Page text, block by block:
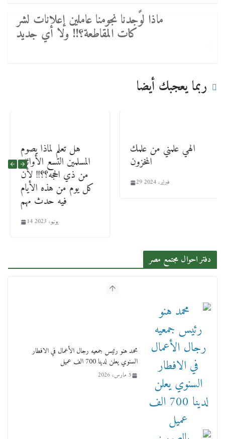
ماذا لوًجدنا نجومنا عاملين إعلانات لشر
كات المقاطعة؟!! ولا أي جديد
ربما يعجبك أيضا
هل تعلم لماذا يصوم
المسلمين التسع الأوائل
من ذي الحجه؟؟!! لأن
كل يوم من هذه الأيام
فيه حدث مهم
14 يونيو، 2023
الهي علمني من علمك
المخزون
29 فبراير، 2024
دفتر احوال مجتمع مصر
بالصور : بحضور الفريق كامل الوزير وزير النقل
وقيادات النقل البحري.. غرفة الملاحة تنظم حفل
إفطارها السنوي